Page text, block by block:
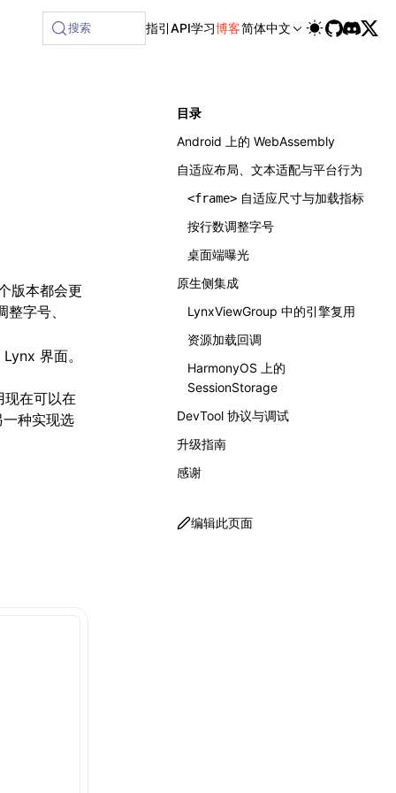
at /next/zh/llms-full.txt, and this page is available
搜索 指引API学习博客简体中文
版本都会更
字号、
界面。
在可以在
种实现选
目录
Android 上的 WebAssembly
自适应布局、文本适配与平台行为
<frame> 自适应尺寸与加载指标
按行数调整字号
桌面端曝光
原生侧集成
LynxViewGroup 中的引擎复用
资源加载回调
HarmonyOS 上的
SessionStorage
DevTool 协议与调试
升级指南
感谢
编辑此页面